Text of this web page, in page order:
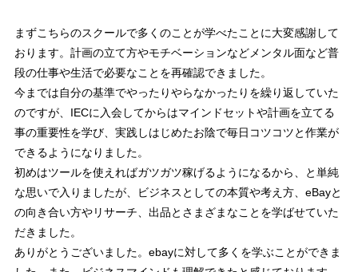
まずこちらのスクールで多くのことが学べたことに大変感謝して
おります。計画の立て方やモチベーションなどメンタル面など普
段の仕事や生活で必要なことを再確認できました。
今までは自分の基準でやったりやらなかったりを繰り返していた
のですが、IECに入会してからはマインドセットや計画を立てる
事の重要性を学び、実践しはじめたお陰で毎日コツコツと作業が
できるようになりました。
初めはツールを使えればガツガツ稼げるようになるから、と単純
な思いで入りましたが、ビジネスとしての本質や考え方、eBayと
の向き合い方やリサーチ、出品とさまざまなことを学ばせていた
だきました。
ありがとうございました。ebayに対して多くを学ぶことができま